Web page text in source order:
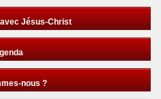
Jésus-Christ
nous ?